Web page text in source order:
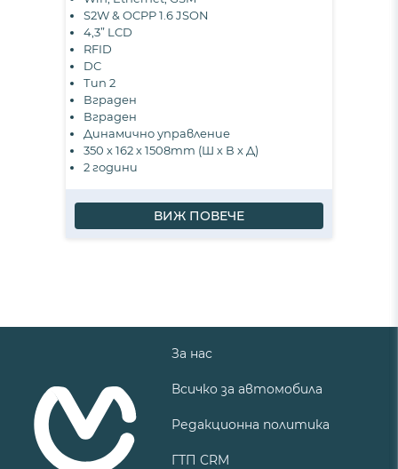
S2W & OCPP 1.6 JSON
4,3” LCD
RFID
DC
Тип 2
Вграден
Вграден
Динамично управление
350 х 162 х 1508mm (Ш х В х Д)
2 години
ВИЖ ПОВЕЧЕ
За нас
Всичко за автомобила
Редакционна политика
ГТП CRM